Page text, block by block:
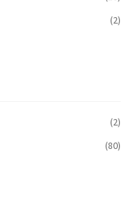
(2)
(2)
(80)